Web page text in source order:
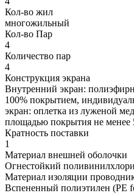
Кол-во жил
многожильный
Кол-во Пар
4
Количество пар
4
Конструкция экрана
Внутренний экран:
100% покрытием,
экран: оплетка из луженой
площадью покрытия не менее
Кратность поставки
1
Материал внешней оболочки
Огнестойкий
Материал изоляции
Вспененный полиэтилен (PE